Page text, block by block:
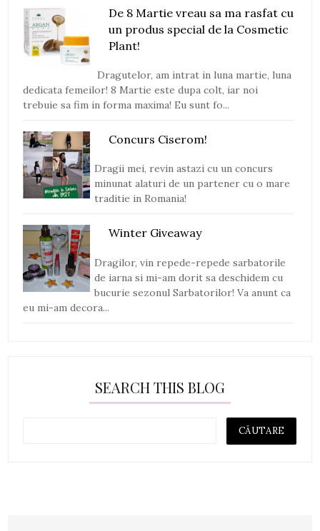
De 8 Martie vreau sa ma rasfat cu
un produs special de la Cosmetic
Plant!
Dragutelor, am intrat in luna martie, luna
dedicata femeilor! 8 Martie este dupa colt, iar noi
trebuie sa fim in forma maxima! Eu sunt fo...
Concurs Ciserom!
Dragii mei, revin astazi cu un concurs
minunat alaturi de un partener cu o mare
traditie in Romania!
Winter Giveaway
Dragilor, vin repede-repede sarbatorile
de iarna si mi-am dorit sa deschidem cu
bucurie sezonul Sarbatorilor! Va anunt ca
eu mi-am decora...
SEARCH THIS BLOG